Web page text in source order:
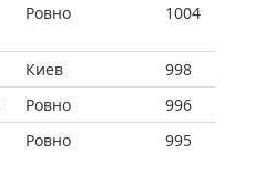
Ровно 1004
Киев
998
Ровно
996
Ровно 995